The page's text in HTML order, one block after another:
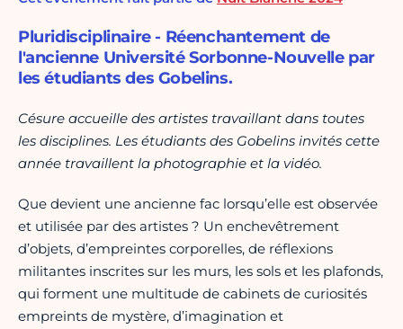
Pluridisciplinaire - Réenchantement de
l'ancienne Université Sorbonne-Nouvelle par
les étudiants des Gobelins.
Césure accueille des artistes travaillant dans toutes
les disciplines. Les étudiants des Gobelins invités cette
année travaillent la photographie et la vidéo.
Que devient une ancienne fac lorsqu’elle est observée
et utilisée par des artistes ? Un enchevêtrement
d’objets, d’empreintes corporelles, de réflexions
militantes inscrites sur les murs, les sols et les plafonds,
qui forment une multitude de cabinets de curiosités
empreints de mystère, d’imagination et